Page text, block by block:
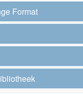
Format